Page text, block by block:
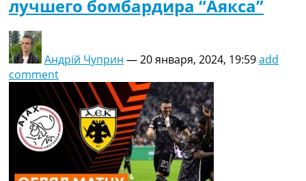
лучшего бомбардира “Аякса”
Андрій Чуприн —20 января, 2024, 19:59add
comment